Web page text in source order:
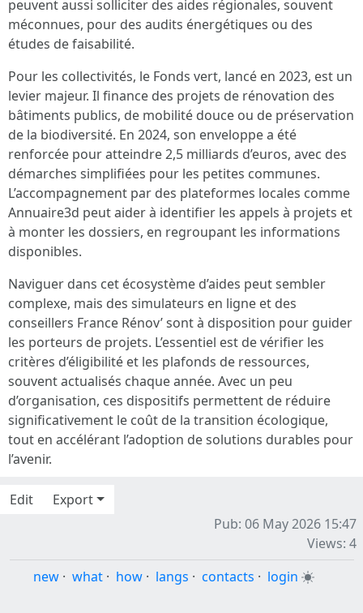
peuvent aussi solliciter des aides régionales, souvent
méconnues, pour des audits énergétiques ou des
études de faisabilité.
Pour les collectivités, le Fonds vert, lancé en 2023, est un
levier majeur. Il finance des projets de rénovation des
bâtiments publics, de mobilité douce ou de préservation
de la biodiversité. En 2024, son enveloppe a été
renforcée pour atteindre 2,5 milliards d’euros, avec des
démarches simplifiées pour les petites communes.
L’accompagnement par des plateformes locales comme
Annuaire3d peut aider à identifier les appels à projets et
à monter les dossiers, en regroupant les informations
disponibles.
Naviguer dans cet écosystème d’aides peut sembler
complexe, mais des simulateurs en ligne et des
conseillers France Rénov’ sont à disposition pour guider
les porteurs de projets. L’essentiel est de vérifier les
critères d’éligibilité et les plafonds de ressources,
souvent actualisés chaque année. Avec un peu
d’organisation, ces dispositifs permettent de réduire
significativement le coût de la transition écologique,
tout en accélérant l’adoption de solutions durables pour
l’avenir.
Edit
Export
Pub: 06 May 2026 15:47
Views: 4
new · what · how · langs · contacts · login